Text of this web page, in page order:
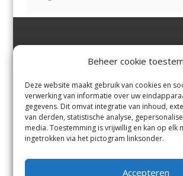
Beheer cookie
Deze website maakt gebruik van cookies en
verwerking van informatie over uw
gegevens. Dit omvat integratie van inhoud,
van derden, statistische analyse,
media. Toestemming is vrijwillig en kan op elk
ingetrokken via het pictogram linksonder.
Accepteren
Margadantstraat 34
0255-533900
info@jutter.nlofinfo@hofgee
st.nl
Velserbroek,
Zuid,
Contact
Andere uitgaven